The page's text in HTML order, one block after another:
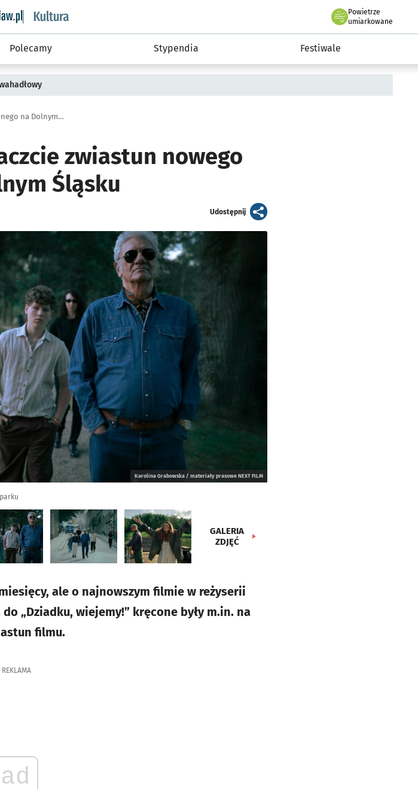
wroclaw.pl podserwis: Kultura
Powietrze
we Wrocławiu
umiarkowane
Polecamy Stypendia Festiwale
Dziadku, wiejemy! Zobaczcie zwiastun nowego filmu kręconego na Dolnym Śląsku
zwiastun nowego
Śląsku
Udostępnijartykuł
Karolina Grabowska / materiały prasowe NEXT FILM
GALERIA
ZDJĘĆ
ale o najnowszym filmie w reżyserii
„Dziadku, wiejemy!” kręcone były m.in. na
filmu.
REKLAMA
ad